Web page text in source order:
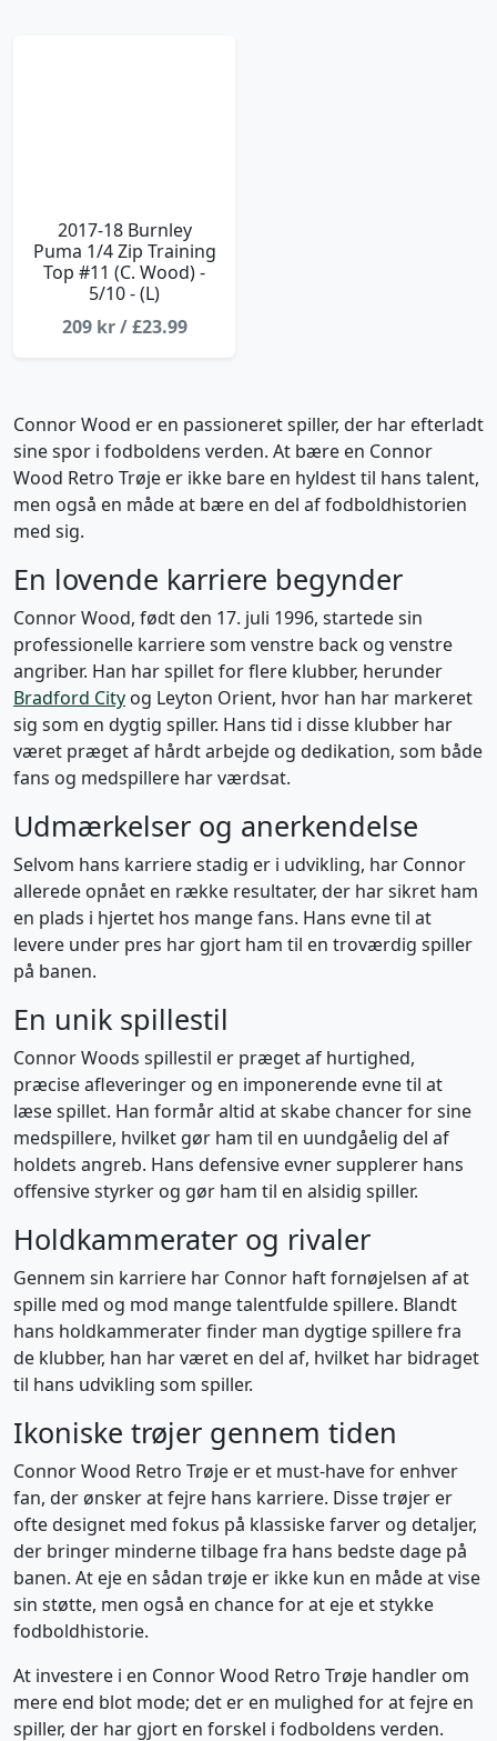
2017-18 Burnley
Puma 1/4 Zip Training
Top #11 (C. Wood) -
5/10 - (L)
209 kr / £23.99
Connor Wood er en passioneret spiller, der har efterladt
sine spor i fodboldens verden. At bære en Connor
Wood Retro Trøje er ikke bare en hyldest til hans talent,
men også en måde at bære en del af fodboldhistorien
med sig.
En lovende karriere begynder
Connor Wood, født den 17. juli 1996, startede sin
professionelle karriere som venstre back og venstre
angriber. Han har spillet for flere klubber, herunder
Bradford City og Leyton Orient, hvor han har markeret
sig som en dygtig spiller. Hans tid i disse klubber har
været præget af hårdt arbejde og dedikation, som både
fans og medspillere har værdsat.
Udmærkelser og anerkendelse
Selvom hans karriere stadig er i udvikling, har Connor
allerede opnået en række resultater, der har sikret ham
en plads i hjertet hos mange fans. Hans evne til at
levere under pres har gjort ham til en troværdig spiller
på banen.
En unik spillestil
Connor Woods spillestil er præget af hurtighed,
præcise afleveringer og en imponerende evne til at
læse spillet. Han formår altid at skabe chancer for sine
medspillere, hvilket gør ham til en uundgåelig del af
holdets angreb. Hans defensive evner supplerer hans
offensive styrker og gør ham til en alsidig spiller.
Holdkammerater og rivaler
Gennem sin karriere har Connor haft fornøjelsen af at
spille med og mod mange talentfulde spillere. Blandt
hans holdkammerater finder man dygtige spillere fra
de klubber, han har været en del af, hvilket har bidraget
til hans udvikling som spiller.
Ikoniske trøjer gennem tiden
Connor Wood Retro Trøje er et must-have for enhver
fan, der ønsker at fejre hans karriere. Disse trøjer er
ofte designet med fokus på klassiske farver og detaljer,
der bringer minderne tilbage fra hans bedste dage på
banen. At eje en sådan trøje er ikke kun en måde at vise
sin støtte, men også en chance for at eje et stykke
fodboldhistorie.
At investere i en Connor Wood Retro Trøje handler om
mere end blot mode; det er en mulighed for at fejre en
spiller, der har gjort en forskel i fodboldens verden.